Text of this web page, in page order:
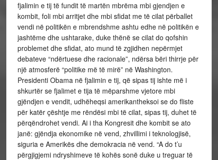
fjalimin e tij të fundit të martën mbrëma mbi gjendjen e
kombit, foli mbi arritjet dhe mbi sfidat me të cilat përballet
vendi në politikën e mbrendshme ashtu edhe në politikën e
jashtëme dhe ushtarake, duke thënë se cilat do qofshin
problemet dhe sfidat, ato mund të zgjidhen nepërmjet
debateve “ndërtuese dhe racionale”, ndërsa bëri thirrje për
një atmosferë “politike më të mirë” në Washington.
Presidenti Obama në fjalimin e tij, që sipas tij ishte më i
shkurtër se fjalimet e tija të mëparshme vjetore mbi
gjëndjen e vendit, udhëheqsi amerikantheksoi se do fliste
për katër çështje me rëndësi mbi të cilat, sipas tij, duhet të
përqëndrohet vendi. Ai i tha Kongresit dhe kombit se ato
janë: gjëndja ekonomike në vend, zhvillimi i teknologjisë,
siguria e Amerikës dhe demokracia në vend. “A do t’u
përgjigjemi ndryshimeve të kohës sonë duke u treguar të